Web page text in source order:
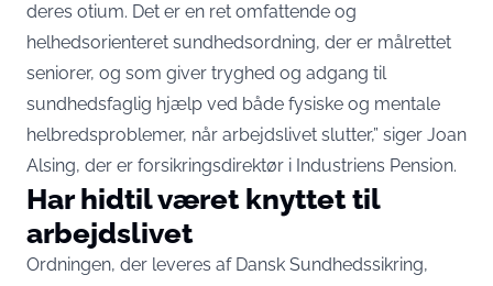
deres otium. Det er en ret omfattende og
helhedsorienteret sundhedsordning, der er målrettet
seniorer, og som giver tryghed og adgang til
sundhedsfaglig hjælp ved både fysiske og mentale
helbredsproblemer, når arbejdslivet slutter,” siger Joan
Alsing, der er forsikringsdirektør i Industriens Pension.
Har hidtil været knyttet til
arbejdslivet
Ordningen, der leveres af Dansk Sundhedssikring,